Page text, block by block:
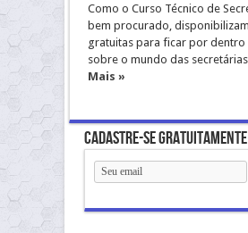
Como o Curso Técnico de
bem procurado,
gratuitas para ficar por dentro
sobre o mundo das
Mais »
Cadastre-se gratuitamente